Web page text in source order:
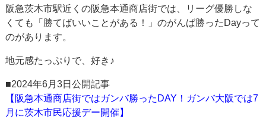
阪急茨木市駅近くの阪急本通商店街では、リーグ優勝しな
くても「勝てばいいことがある！」のがんば勝ったDayって
のがあります。
地元感たっぷりで、好き♪
■2024年6月3日公開記事
【阪急本通商店街ではガンバ勝ったDAY！ガンバ大阪では7
月に茨木市民応援デー開催】